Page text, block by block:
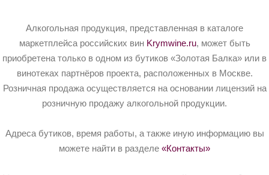
Алкогольная продукция, представленная в каталоге
маркетплейса российских вин Krymwine.ru, может быть
приобретена только в одном из бутиков «Золотая Балка» или в
винотеках партнёров проекта, расположенных в Москве.
Розничная продажа осуществляется на основании лицензий на
розничную продажу алкогольной продукции.
Адреса бутиков, время работы, а также иную информацию вы
можете найти в разделе «Контакты»